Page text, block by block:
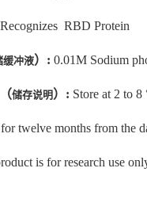
Recognizes RBD Protein
缓冲液） : 0.01M Sodium
（储存说明 ） : Store at 2 to 8
twelve months from the
is for research use